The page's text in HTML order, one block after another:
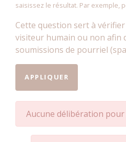
saisissez le résultat. Par exemple,
Cette question sert à
visiteur humain ou non afin
soumissions de pourriel
Aucune délibération